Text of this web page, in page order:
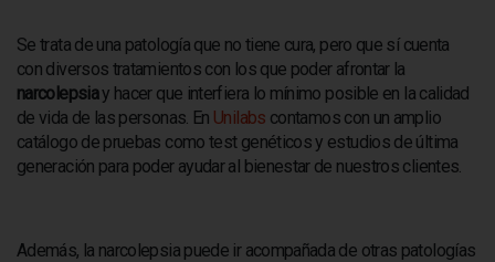
Se trata de una patología que no tiene cura, pero que sí cuenta
con diversos tratamientos con los que poder afrontar la
narcolepsiay hacer que interfiera lo mínimo posible en la calidad
de vida de las personas. En Unilabs contamos con un amplio
catálogo de pruebas como test genéticos y estudios de última
generación para poder ayudar al bienestar de nuestros clientes.
Además, la narcolepsia puede ir acompañada de otras patologías